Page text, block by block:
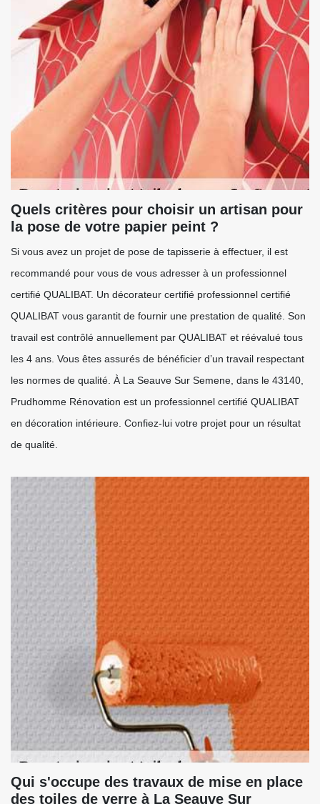
Quels critères pour choisir un artisan pour
la pose de votre papier peint ?
Si vous avez un projet de pose de tapisserie à effectuer, il est
recommandé pour vous de vous adresser à un professionnel
certifié QUALIBAT. Un décorateur certifié professionnel certifié
QUALIBAT vous garantit de fournir une prestation de qualité. Son
travail est contrôlé annuellement par QUALIBAT et réévalué tous
les 4 ans. Vous êtes assurés de bénéficier d’un travail respectant
les normes de qualité. À La Seauve Sur Semene, dans le 43140,
Prudhomme Rénovation est un professionnel certifié QUALIBAT
en décoration intérieure. Confiez-lui votre projet pour un résultat
de qualité.
Qui s'occupe des travaux de mise en place
des toiles de verre à La Seauve Sur